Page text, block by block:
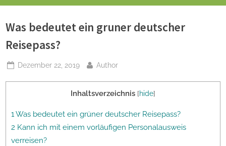
Was bedeutet ein gruner deutscher
Reisepass?
Posted
Dezember 22, 2019 By
Author
Inhaltsverzeichnis [hide]
1 Was bedeutet ein grüner deutscher Reisepass?
2 Kann ich mit einem vorläufigen Personalausweis
verreisen?